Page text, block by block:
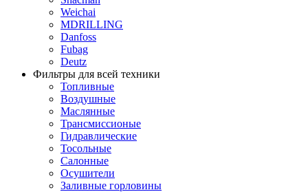
Weichai
MDRILLING
Danfoss
Fubag
Deutz
Фильтры для всей техники
Топливные
Воздушные
Маслянные
Трансмиссионые
Гидравлические
Тосольные
Салонные
Осушители
Заливные горловины